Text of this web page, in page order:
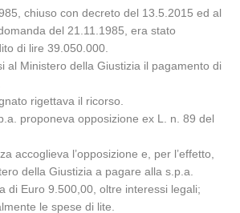
chiuso con decreto del 13.5.2015 ed al
del 21.11.1985, era stato
di lire 39.050.000.
al Ministero della Giustizia il pagamento di
rigettava il ricorso.
proponeva opposizione ex L. n. 89 del
accoglieva l’opposizione e, per l’effetto,
della Giustizia a pagare alla s.p.a.
di Euro 9.500,00, oltre interessi legali;
le spese di lite.